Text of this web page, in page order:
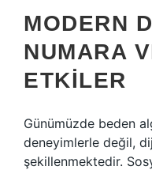
MODERN
NUMARA
ETKILER
Günümüzde beden
deneyimlerle değil,
şekillenmektedir.